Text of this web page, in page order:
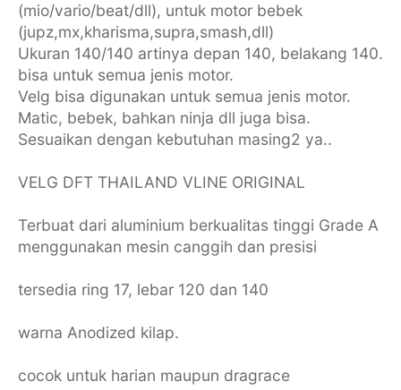
(mio/vario/beat/dll), untuk motor bebek
(jupz,mx,kharisma,supra,smash,dll)
Ukuran 140/140 artinya depan 140, belakang 140.
bisa untuk semua jenis motor.
Velg bisa digunakan untuk semua jenis motor.
Matic, bebek, bahkan ninja dll juga bisa.
Sesuaikan dengan kebutuhan masing2 ya..
VELG DFT THAILAND VLINE ORIGINAL
Terbuat dari aluminium berkualitas tinggi Grade A
menggunakan mesin canggih dan presisi
tersedia ring 17, lebar 120 dan 140
warna Anodized kilap.
cocok untuk harian maupun dragrace